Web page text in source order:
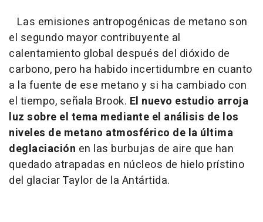
Las emisiones antropogénicas de metano son
el segundo mayor contribuyente al
calentamiento global después del dióxido de
carbono, pero ha habido incertidumbre en cuanto
a la fuente de ese metano y si ha cambiado con
el tiempo, señala Brook. El nuevo estudio arroja
luz sobre el tema mediante el análisis de los
niveles de metano atmosférico de la última
deglaciación en las burbujas de aire que han
quedado atrapadas en núcleos de hielo prístino
del glaciar Taylor de la Antártida.